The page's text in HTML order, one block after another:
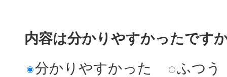
内容は分かりやすかったです
分かりやすかった
ふつう